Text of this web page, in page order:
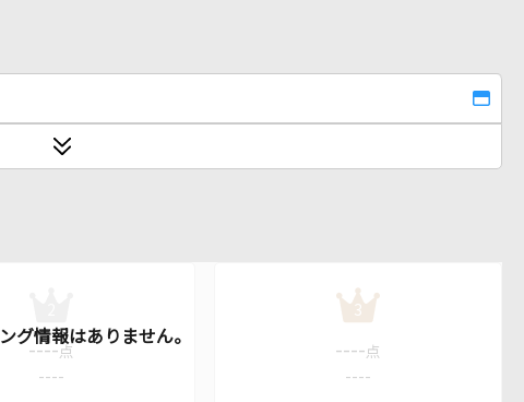
---- 点
----
3
---- 点
----